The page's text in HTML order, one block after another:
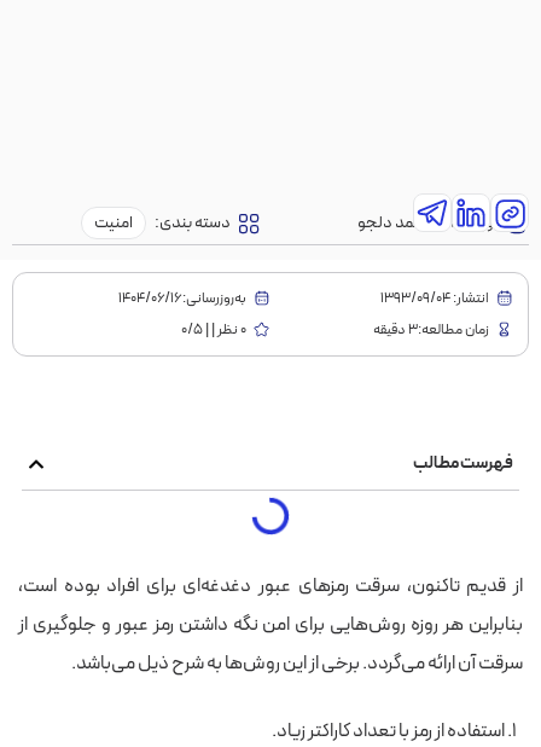
نویسنده:محمد دلجو دسته بندی: امنیت
انتشار:1393/09/04
به‌روز‌رسانی:۱۴۰۴/۰۶/۱۶
زمان مطالعه:3 دقیقه
0 نظر | | 0/5
فهرست مطالب
‫از قدیم تاکنون، سرقت رمزهای عبور دغدغه‌ای برای افراد بوده است،
بنابراین هر روزه روش‌هایی برای امن نگه داشتن رمز عبور و جلوگیری از
سرقت آن ارائه می‌گردد. برخی از این روش‌ها به شرح ذیل می‌باشد.
استفاده از رمز با تعداد کاراکتر زیاد.